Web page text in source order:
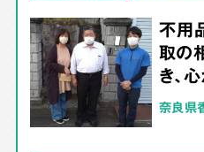
不用
取の
き、
奈良